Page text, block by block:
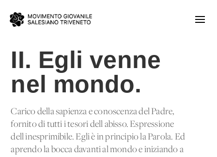
II. Egli venne
nel mondo.
Carico della sapienza e conoscenza del Padre,
fornito di tutti i tesori dell'abisso. Espressione
dell'inesprimibile. Egli è in principio la Parola. Ed
aprendo la bocca davanti al mondo e iniziando a